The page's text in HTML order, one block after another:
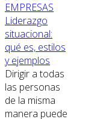
EMPRESAS
Liderazgo
situacional:
qué es, estilos
y ejemplos
Dirigir a todas
las personas
de la misma
manera puede